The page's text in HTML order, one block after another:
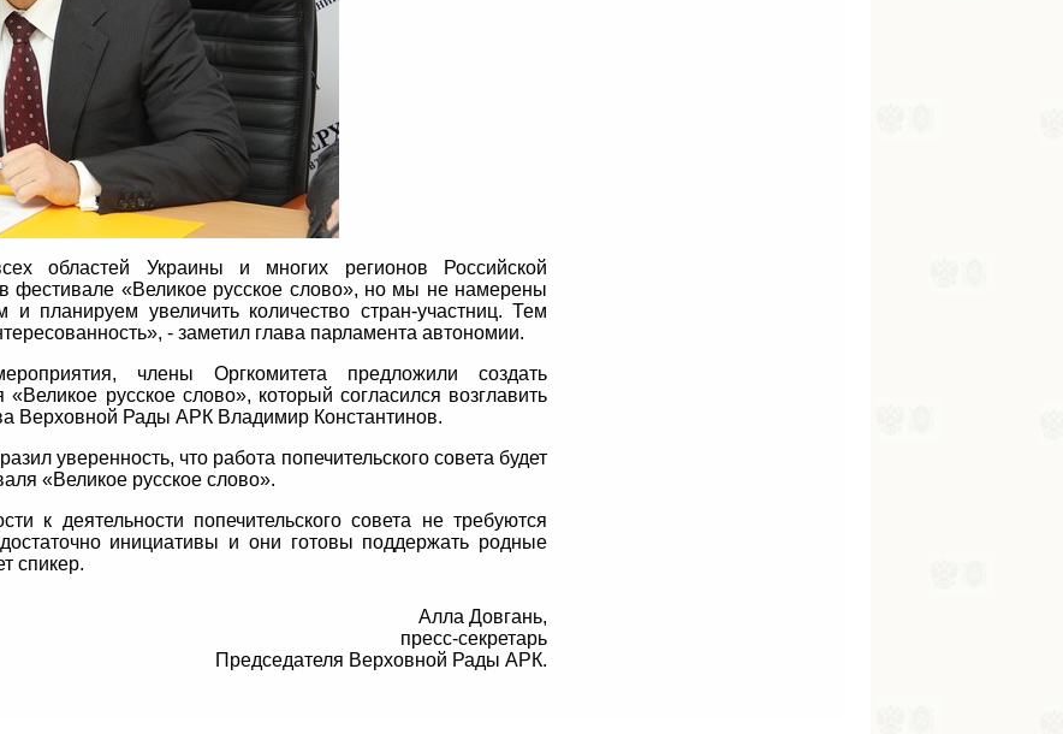
областей Украины и многих регионов Российской
фестивале «Великое русское слово», но мы не намерены
и планируем увеличить количество стран-участниц. Тем
- заметил глава парламента автономии.
члены Оргкомитета предложили создать
«Великое русское слово», который согласился возглавить
Верховной Рады АРК Владимир Константинов.
уверенность, что работа попечительского совета будет
«Великое русское слово».
к деятельности попечительского совета не требуются
инициативы и они готовы поддержать родные
спикер.
Алла Довгань,
пресс-секретарь
Председателя Верховной Рады АРК.